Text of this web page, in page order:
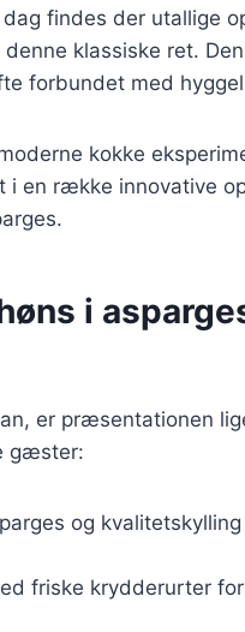
findes der utallige
klassiske ret.
forbundet med
kokke
i en række innovative
i
er præsentationen
gæster:
og
friske krydderurter